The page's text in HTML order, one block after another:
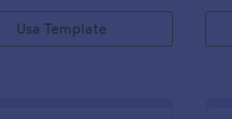
Usa Template